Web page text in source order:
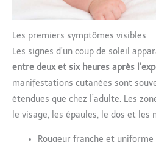
Les premiers symptômes visibles
Les signes d’un coup de soleil
entre deux et six heures après
manifestations cutanées sont
étendues que chez l’adulte. Les
le visage, les épaules, le dos et les
Rougeur franche et uniforme